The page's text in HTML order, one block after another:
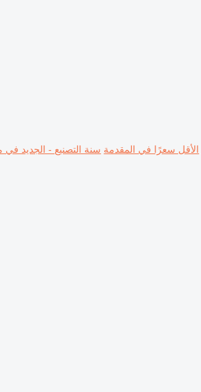
الأقل سعرًا في المقدمة سنة التصنيع - الجديد في